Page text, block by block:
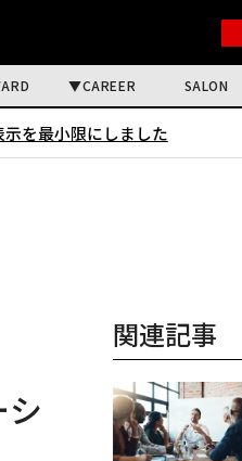
CAREER SALON
を最小限にしました
関連記事